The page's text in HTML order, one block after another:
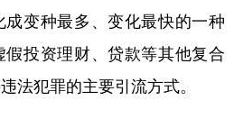
变种最多、变化最快的一种
投资理财、贷款等其他复合
法犯罪的主要引流方式。